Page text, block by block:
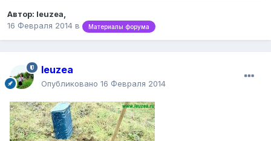
Автор: leuzea,
16 Февраля 2014 в Материалы форума
leuzea
Опубликовано 16 Февраля 2014